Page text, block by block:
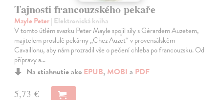
Tajnosti francouzského pekaře
Mayle Peter| Elektronická kniha
V tomto útlém svazku Peter Mayle spojil síly s Gérardem Auzetem,
majitelem proslulé pekárny „Chez Auzet“ v provensálském
Cavaillonu, aby nám prozradil vše o pečení chleba po francouzsku. Od
přípravy a…
Na stiahnutie ako EPUB, MOBI a PDF
5,73 €